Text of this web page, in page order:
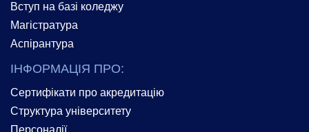
Вступ на базі коледжу
Магістратура
Аспірантура
ІНФОРМАЦІЯ ПРО:
Сертифікати про акредитацію
Структура університету
Персоналії